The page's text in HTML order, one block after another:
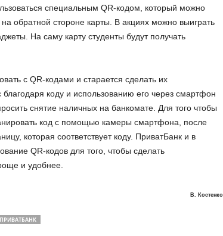
специальным QR-кодом, который можно
на обратной стороне карты. В акциях можно выиграть
На саму карту студенты будут получать
с QR-кодами и старается сделать их
коду и использованию его через смартфон
снятие наличных на банкомате. Для того чтобы
код с помощью камеры смартфона, после
которая соответствует коду. ПриватБанк и в
QR-кодов для того, чтобы сделать
и удобнее.
В. Костенко
ПРИВАТБАНК